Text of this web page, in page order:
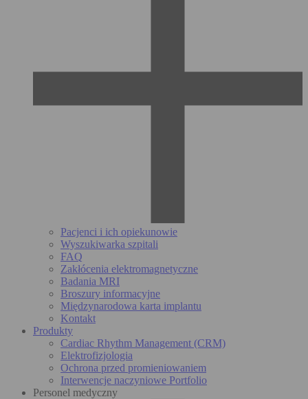
Pacjenci i ich opiekunowie
Wyszukiwarka szpitali
FAQ
Zakłócenia elektromagnetyczne
Badania MRI
Broszury informacyjne
Międzynarodowa karta implantu
Kontakt
Produkty
Cardiac Rhythm Management (CRM)
Elektrofizjologia
Ochrona przed promieniowaniem
Interwencje naczyniowe Portfolio
Personel medyczny